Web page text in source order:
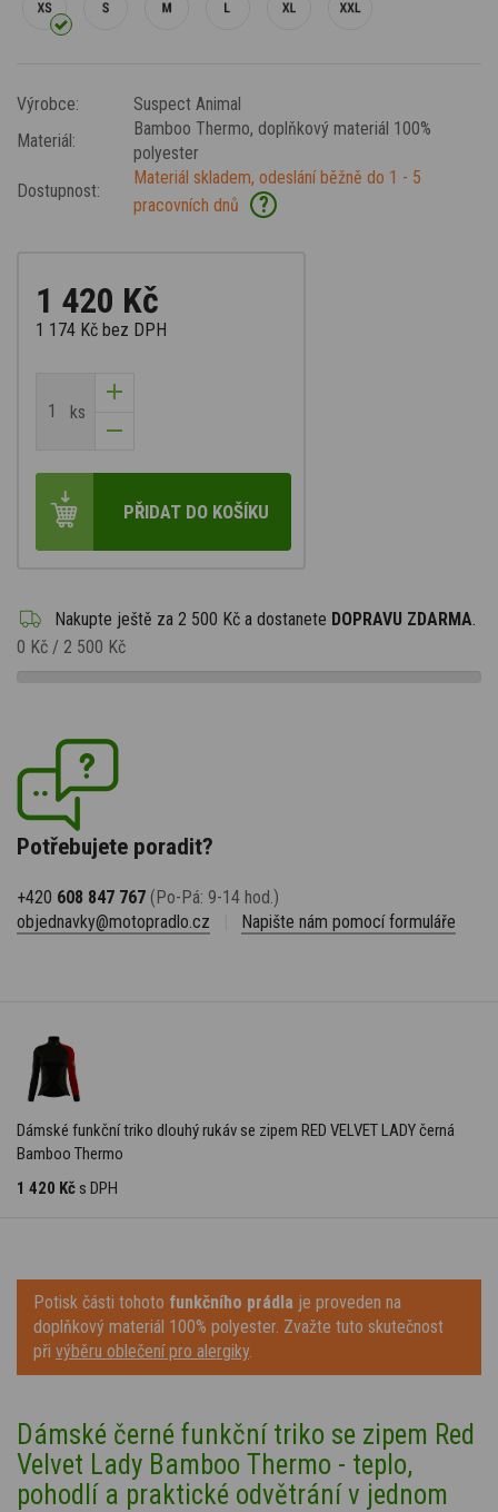
Výrobce:
Suspect Animal
Materiál:
Bamboo Thermo, doplňkový materiál 100%
polyester
Dostupnost:
Materiál skladem, odeslání běžně do 1 - 5
pracovních dnů
?
1 420 Kč
1 174 Kč bez DPH
ks
PŘIDAT DO KOŠÍKU
Nakupte ještě za 2 500 Kč a dostanete DOPRAVU ZDARMA
0 Kč / 2 500 Kč
Potřebujete poradit?
+420 608 847 767 (Po-Pá: 9-14 hod.)
objednavky@motopradlo.cz
Napište nám pomocí formuláře
Dámské funkční triko dlouhý rukáv se zipem RED VELVET LADY černá
Bamboo Thermo
1 420 Kč s DPH
Potisk části tohoto funkčního prádla je proveden na
doplňkový materiál 100% polyester. Zvažte tuto skutečnost
při výběru oblečení pro alergiky.
Dámské černé funkční triko se zipem Red
Velvet Lady Bamboo Thermo - teplo,
pohodlí a praktické odvětrání v jednom